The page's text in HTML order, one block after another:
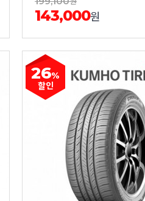
143,000원
26%
할인